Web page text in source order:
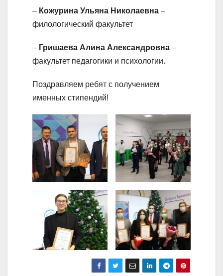
– Кожурина Ульяна Николаевна –
филологический факультет
– Гришаева Алина Александровна –
факультет педагогики и психологии.
Поздравляем ребят с получением
именных стипендий!